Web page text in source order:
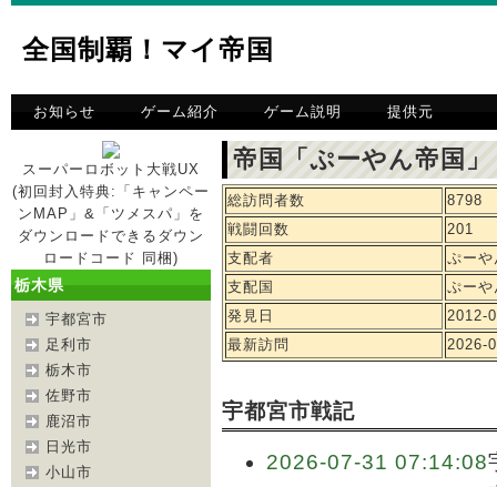
全国制覇！マイ帝国
お知らせ ゲーム紹介 ゲーム説明 提供元
スーパーロボット大戦UX
(初回封入特典:「キャンペー
ンMAP」&「ツメスパ」を
ダウンロードできるダウン
ロードコード 同梱)
栃木県
宇都宮市
足利市
栃木市
佐野市
鹿沼市
日光市
小山市
帝国「ぷーやん帝国
総訪問者数
8798
戦闘回数
201
支配者
ぷーや
支配国
ぷー
発見日
2012-
最新訪問
2026-
宇都宮市戦記
2026-07-31 07:14:08